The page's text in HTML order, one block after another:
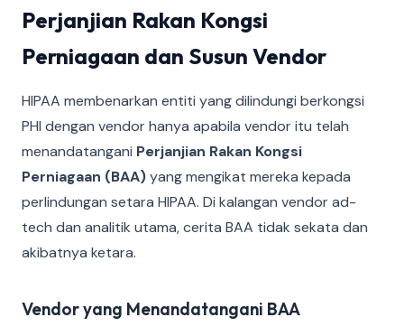
Perjanjian Rakan Kongsi
Perniagaan dan Susun Vendor
HIPAA membenarkan entiti yang dilindungi berkongsi
PHI dengan vendor hanya apabila vendor itu telah
menandatangani Perjanjian Rakan Kongsi
Perniagaan (BAA)yang mengikat mereka kepada
perlindungan setara HIPAA. Di kalangan vendor ad-
tech dan analitik utama, cerita BAA tidak sekata dan
akibatnya ketara.
Vendor yang Menandatangani BAA